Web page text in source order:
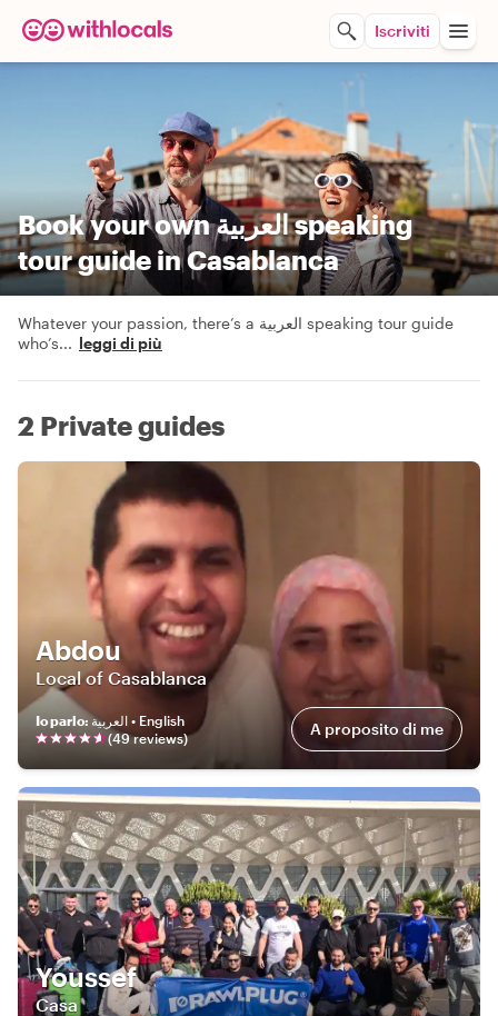
Iscriviti
Book your own العربية speaking
tour guide in Casablanca
Whatever your passion, there’s a العربية speaking tour guide
who’s... leggi di più
2 Private guides
Abdou
Local of Casablanca
Io parlo:
العربية • English
(49reviews) A proposito di me
Youssef
Casa